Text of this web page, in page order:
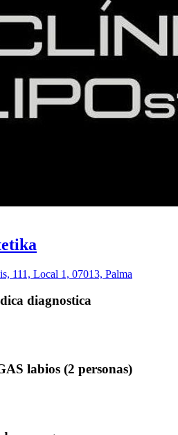
111, Local 1, 07013, Palma
diagnostica
labios (2 personas)